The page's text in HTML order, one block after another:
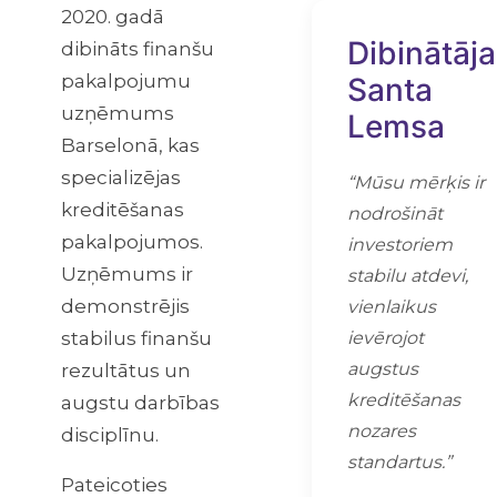
2020. gadā
dibināts finanšu
pakalpojumu
uzņēmums
Barselonā, kas
specializējas
kreditēšanas
pakalpojumos.
Uzņēmums ir
demonstrējis
stabilus finanšu
rezultātus un
augstu darbības
disciplīnu.
Pateicoties
Dibinātāja
Santa
Lemsa
“Mūsu mērķis ir
nodrošināt
investoriem
stabilu atdevi,
vienlaikus
ievērojot
augstus
kreditēšanas
nozares
standartus.”